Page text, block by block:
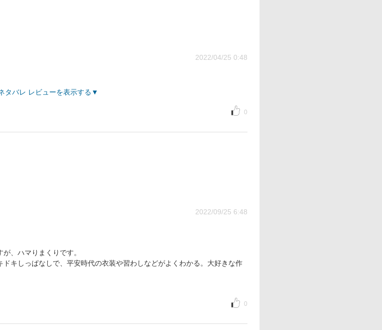
2022/04/25 0:48
タバレ レビューを表示する
0
2022/09/25 6:48
、ハマりまくりです。
キしっぱなしで、平安時代の衣装や習わしなどがよくわかる。大好きな作
0